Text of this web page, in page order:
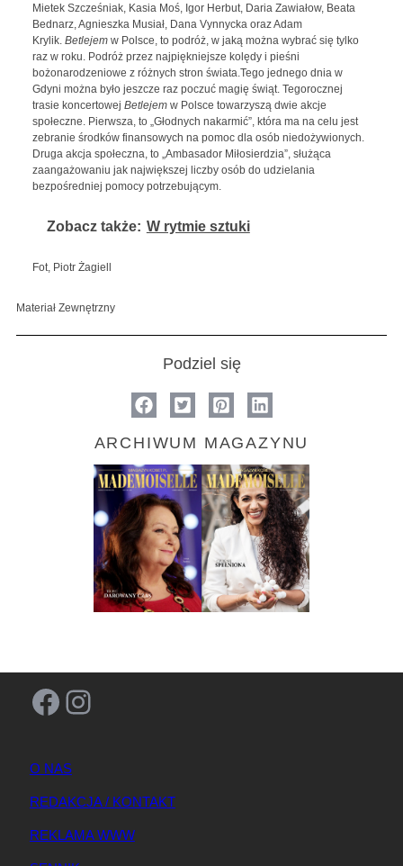
Mietek Szcześniak, Kasia Moś, Igor Herbut, Daria Zawiałow, Beata
Bednarz, Agnieszka Musiał, Dana Vynnycka oraz Adam
Krylik. Betlejemw Polsce, to podróż, w jaką można wybrać się tylko
raz w roku. Podróż przez najpiękniejsze kolędy i pieśni
bożonarodzeniowe z różnych stron świata.Tego jednego dnia w
Gdyni można było jeszcze raz poczuć magię świąt. Tegorocznej
trasie koncertowej Betlejemw Polsce towarzyszą dwie akcje
społeczne. Pierwsza, to „Głodnych nakarmić”, która ma na celu jest
zebranie środków finansowych na pomoc dla osób niedożywionych.
Druga akcja społeczna, to „Ambasador Miłosierdzia”, służąca
zaangażowaniu jak największej liczby osób do udzielania
bezpośredniej pomocy potrzebującym.
Zobacz także: W rytmie sztuki
Fot, Piotr Żagiell
Materiał Zewnętrzny
Podziel się
ARCHIWUM MAGAZYNU
Facebook Instagram
O NAS
REDAKCJA / KONTAKT
REKLAMA WWW